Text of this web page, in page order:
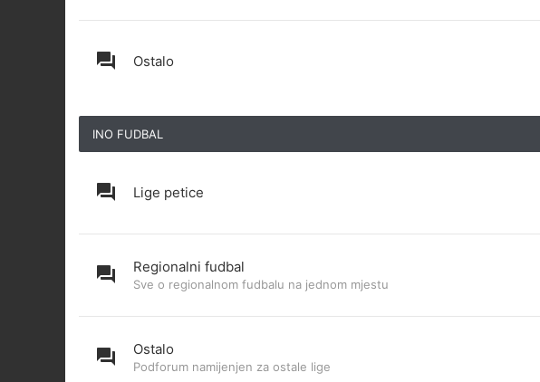
Ostalo
INO FUDBAL
Lige petice
Regionalni fudbal
Sve o regionalnom fudbalu na jednom mjestu
Ostalo
Podforum namijenjen za ostale lige